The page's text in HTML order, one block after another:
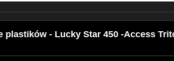
plastików - Lucky Star 450 -Access